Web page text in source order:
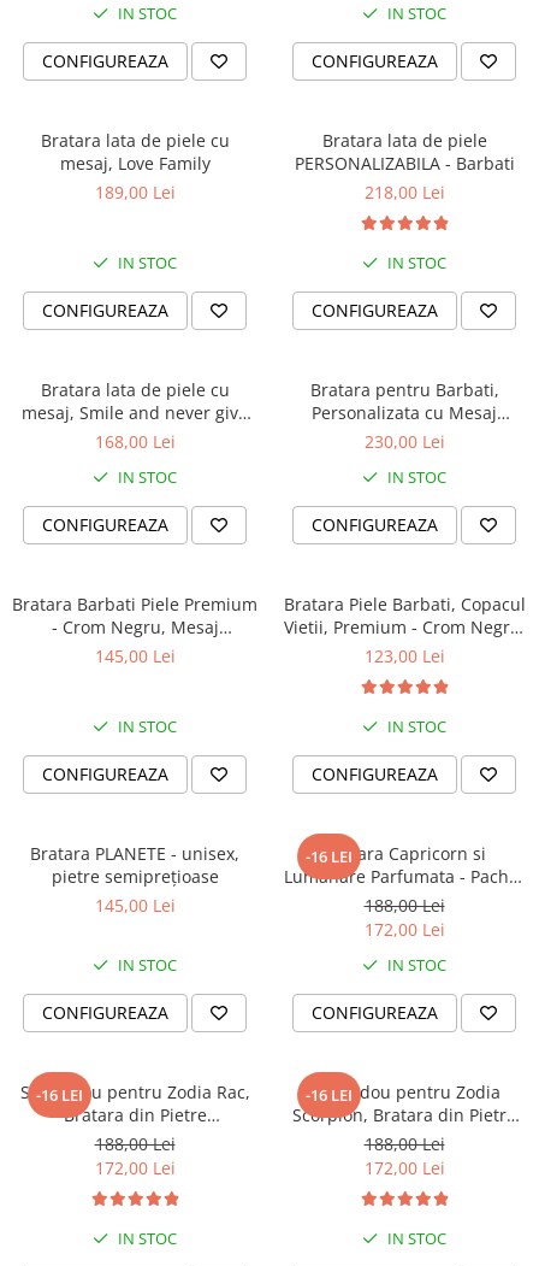
IN STOC
CONFIGUREAZA
IN STOC
CONFIGUREAZA
Bratara lata de piele cu
mesaj, Love Family
189,00 Lei
IN STOC
CONFIGUREAZA
Bratara lata de piele
PERSONALIZABILA - Barbati
218,00 Lei
IN STOC
CONFIGUREAZA
Bratara lata de piele cu
mesaj, Smile and never give
up
168,00 Lei
IN STOC
CONFIGUREAZA
Bratara pentru Barbati,
Personalizata cu Mesaj
Călător, Slide Force
230,00 Lei
IN STOC
CONFIGUREAZA
Bratara Barbati Piele Premium
- Crom Negru, Mesaj
Unexpected (classic)
145,00 Lei
IN STOC
CONFIGUREAZA
Bratara Piele Barbati, Copacul
Vietii, Premium - Crom Negru,
(classic)
123,00 Lei
IN STOC
CONFIGUREAZA
Bratara PLANETE - unisex,
pietre semiprețioase
145,00 Lei
IN STOC
CONFIGUREAZA
-16 LEI
Bratara Capricorn si
Lumanare Parfumata - Pachet
Cadou Zodie
188,00 Lei
172,00 Lei
IN STOC
CONFIGUREAZA
-16 LEI
Set Cadou pentru Zodia Rac,
Bratara din Pietre
Semipretioase si Lumanare
Parfumata
188,00 Lei
172,00 Lei
IN STOC
-16 LEI
Set Cadou pentru Zodia
Scorpion, Bratara din Pietre
Semipretioase si Lumanare
Parfumata
188,00 Lei
172,00 Lei
IN STOC